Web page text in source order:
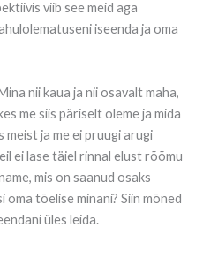
viib see meid aga
iseenda ja oma
nii kaua ja nii osavalt maha,
me siis päriselt oleme ja mida
meist ja me ei pruugi arugi
ei lase täiel rinnal elust rõõmu
mis on saanud osaks
tõelise minani? Siin mõned
üles leida.